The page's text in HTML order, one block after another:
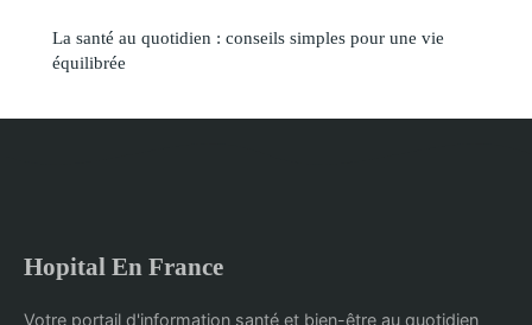
La santé au quotidien : conseils simples pour une vie
équilibrée
Hopital En France
Votre portail d'information santé et bien-être au quotidien